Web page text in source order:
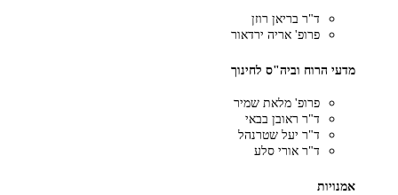
ד"ר בריאן רוזן
פרופ' אריה ירדאור
מדעי הרוח וביה"ס לחינוך
פרופ' מלאת שמיר
ד"ר ראובן בבאי
ד"ר יעל שטרנהל
ד"ר אורי סלע
אמנויות